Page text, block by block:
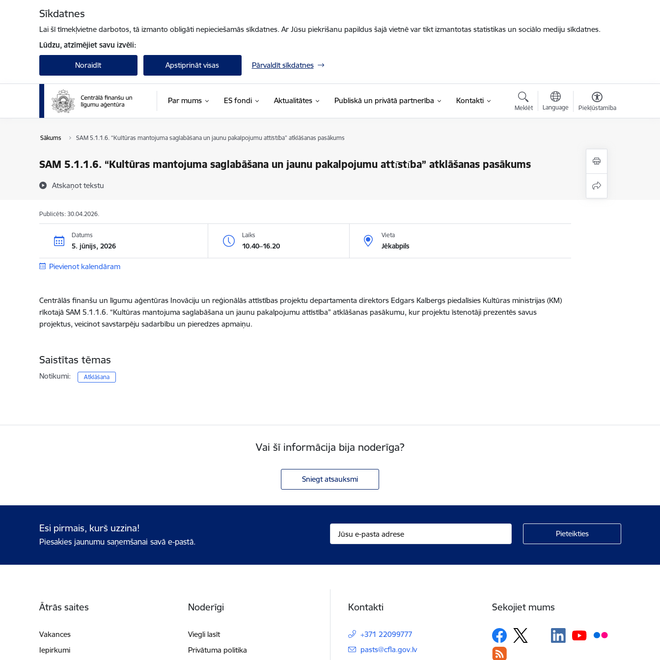
Sīkdatnes
Lai šī tīmekļvietne darbotos, tā izmanto obligāti nepieciešamās sīkdatnes. Ar Jūsu piekrišanu papildus šajā vietnē var tikt izmantotas statistikas un sociālo mediju sīkdatnes.
Lūdzu, atzīmējiet savu izvēli:
Noraidīt Apstiprināt visas Pārvaldīt sīkdatnes
Par mums ES fondi Aktualitātes Publiskā un privātā partnerība Kontakti
Meklēt Language Piekļūstamība
Sākums SAM 5.1.1.6. “Kultūras mantojuma saglabāšana un jaunu pakalpojumu attı̄stı̄ba” atklāšanas pasākums
SAM 5.1.1.6. “Kultūras mantojuma saglabāšana un jaunu pakalpojumu attı̄stı̄ba” atklāšanas pasākums
Atskaņot tekstu
Publicēts: 30.04.2026.
Datums
5. jūnijs, 2026
Laiks
10.40–16.20
Vieta
Jēkabpils
Pievienot kalendāram
Centrālās finanšu un līgumu aģentūras Inovāciju un reģionālās attīstības projektu departamenta direktors Edgars Kalbergs piedalīsies Kultūras ministrijas (KM)
rīkotajā SAM 5.1.1.6. “Kultūras mantojuma saglabāšana un jaunu pakalpojumu attīstība” atklāšanas pasākumu, kur projektu īstenotāji prezentēs savus
projektus, veicinot savstarpēju sadarbību un pieredzes apmaiņu.
Saistītas tēmas
Notikumi: Atklāšana
Vai šī informācija bija noderīga?
Sniegt atsauksmi
Esi pirmais, kurš uzzina!
Piesakies jaunumu saņemšanai savā e-pastā.
Ātrās saites
Vakances
Iepirkumi
Noderīgi
Viegli lasīt
Privātuma politika
Kontakti
+371 22099777
E-pasts:
pasts@cfla.gov.lv
Sekojiet mums